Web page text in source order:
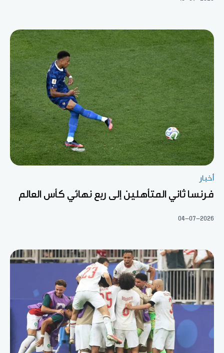
أخبار
فرنسا ثاني المتأهلين إلى ربع نهائي كأس العالم
04-07-2026